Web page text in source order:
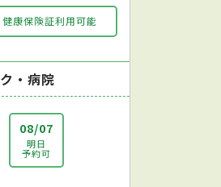
康保険証利用可能
・病院
08/07
明日
予約可